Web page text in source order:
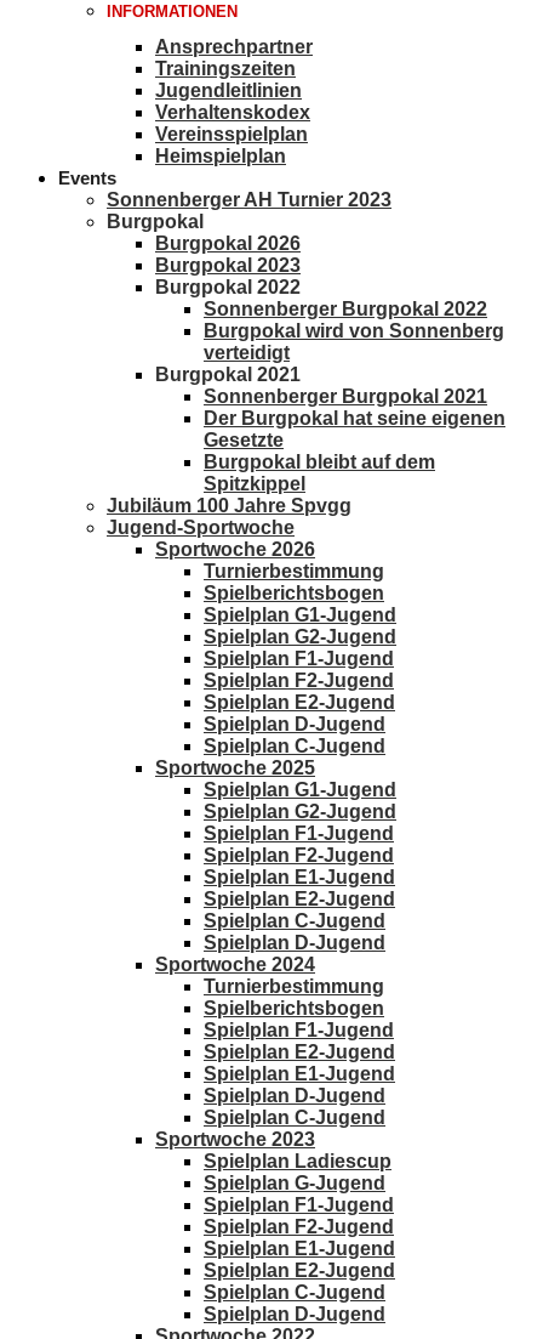
INFORMATIONEN
Ansprechpartner
Trainingszeiten
Jugendleitlinien
Verhaltenskodex
Vereinsspielplan
Heimspielplan
Events
Sonnenberger AH Turnier 2023
Burgpokal
Burgpokal 2026
Burgpokal 2023
Burgpokal 2022
Sonnenberger Burgpokal 2022
Burgpokal wird von Sonnenberg
verteidigt
Burgpokal 2021
Sonnenberger Burgpokal 2021
Der Burgpokal hat seine eigenen
Gesetzte
Burgpokal bleibt auf dem
Spitzkippel
Jubiläum 100 Jahre Spvgg
Jugend-Sportwoche
Sportwoche 2026
Turnierbestimmung
Spielberichtsbogen
Spielplan G1-Jugend
Spielplan G2-Jugend
Spielplan F1-Jugend
Spielplan F2-Jugend
Spielplan E2-Jugend
Spielplan D-Jugend
Spielplan C-Jugend
Sportwoche 2025
Spielplan G1-Jugend
Spielplan G2-Jugend
Spielplan F1-Jugend
Spielplan F2-Jugend
Spielplan E1-Jugend
Spielplan E2-Jugend
Spielplan C-Jugend
Spielplan D-Jugend
Sportwoche 2024
Turnierbestimmung
Spielberichtsbogen
Spielplan F1-Jugend
Spielplan E2-Jugend
Spielplan E1-Jugend
Spielplan D-Jugend
Spielplan C-Jugend
Sportwoche 2023
Spielplan Ladiescup
Spielplan G-Jugend
Spielplan F1-Jugend
Spielplan F2-Jugend
Spielplan E1-Jugend
Spielplan E2-Jugend
Spielplan C-Jugend
Spielplan D-Jugend